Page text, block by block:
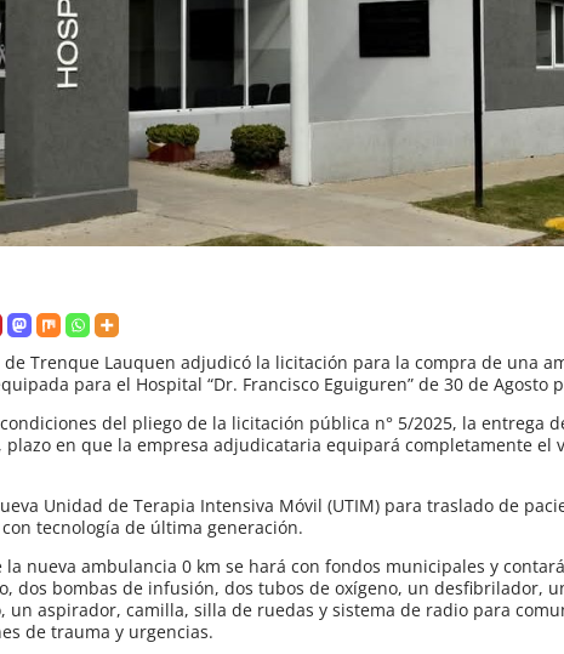
Trenque Lauquen adjudicó la licitación para la compra de una
para el Hospital “Dr. Francisco Eguiguren” de 30 de Agosto
del pliego de la licitación pública n° 5/2025, la entrega
plazo en que la empresa adjudicataria equipará completamente el
Unidad de Terapia Intensiva Móvil (UTIM) para traslado de
tecnología de última generación.
la nueva ambulancia 0 km se hará con fondos municipales y
dos bombas de infusión, dos tubos de oxígeno, un desfibrilador,
un aspirador, camilla, silla de ruedas y sistema de radio para
de trauma y urgencias.